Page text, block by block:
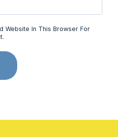
Website In This Browser For